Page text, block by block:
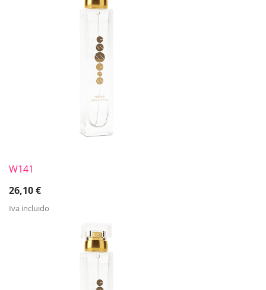
W141
26,10€
Iva incluido